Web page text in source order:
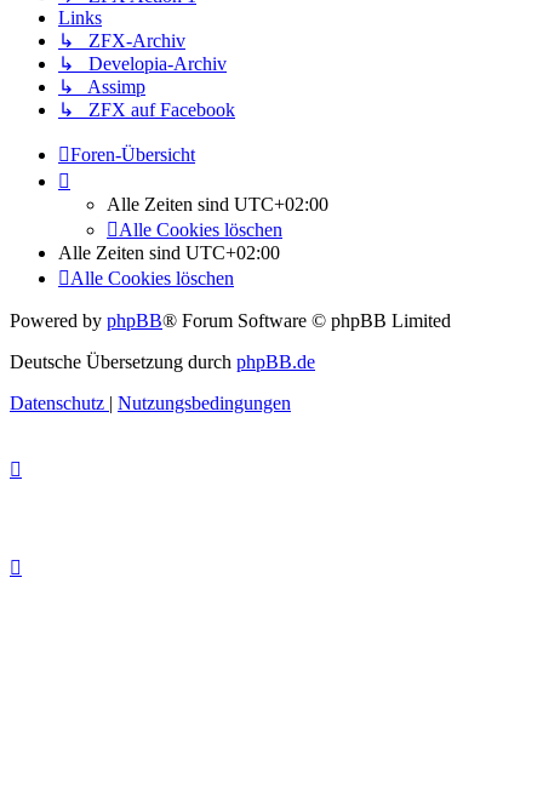
Links
↳ ZFX-Archiv
↳ Developia-Archiv
↳ Assimp
↳ ZFX auf Facebook
Foren-Übersicht
Alle Zeiten sind UTC+02:00
Alle Cookies löschen
Alle Zeiten sind UTC+02:00
Alle Cookies löschen
Powered by phpBB® Forum Software © phpBB Limited
Deutsche Übersetzung durch phpBB.de
Datenschutz | Nutzungsbedingungen